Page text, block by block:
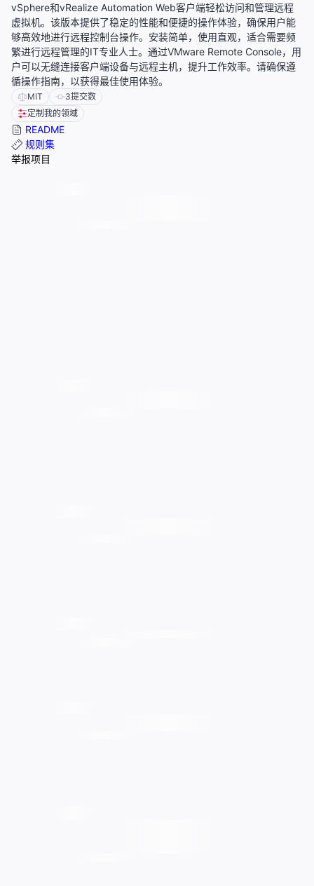
vSphere和vRealize Automation Web客户端轻松访问和管理远程
虚拟机。该版本提供了稳定的性能和便捷的操作体验，确保用户能
够高效地进行远程控制台操作。安装简单，使用直观，适合需要频
繁进行远程管理的IT专业人士。通过VMware Remote Console，用
户可以无缝连接客户端设备与远程主机，提升工作效率。请确保遵
循操作指南，以获得最佳使用体验。
MIT 3提交数
定制我的领域
README
规则集
举报项目